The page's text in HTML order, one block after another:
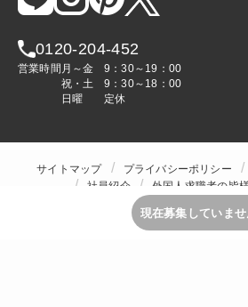
0120-204-452
営業時間 月～金
9：30～19：00
祝・土
9：30～18：00
日曜
定休
サイトマップ プライバシーポリシー
社員紹介
外国人求職者の皆様
現在募集していま